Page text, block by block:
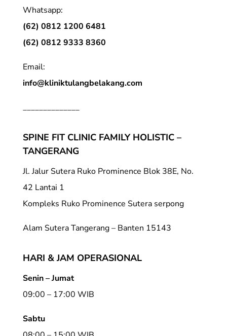
Whatsapp:
(62) 0812 1200 6481
(62) 0812 9333 8360
Email:
info@kliniktulangbelakang.com
______________
SPINE FIT CLINIC FAMILY HOLISTIC –
TANGERANG
Jl. Jalur Sutera Ruko Prominence Blok 38E, No.
42 Lantai 1
Kompleks Ruko Prominence Sutera serpong
Alam Sutera Tangerang – Banten 15143
HARI & JAM OPERASIONAL
Senin – Jumat
09:00 – 17:00 WIB
Sabtu